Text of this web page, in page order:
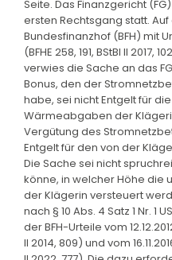
Seite. Das Finanzgericht
ersten Rechtsgang statt.
Bundesfinanzhof (BFH) mit
(BFHE 258, 191, BStBl II 2017,
verwies die Sache an das
Bonus, den der
habe, sei nicht Entgelt für
Wärmeabgaben der
Vergütung des
Entgelt für den von der
Die Sache sei nicht
könne, in welcher Höhe die
der Klägerin versteuert
nach § 10 Abs. 4 Satz 1 Nr. 1
der BFH-Urteile vom
II 2014, 809) und vom